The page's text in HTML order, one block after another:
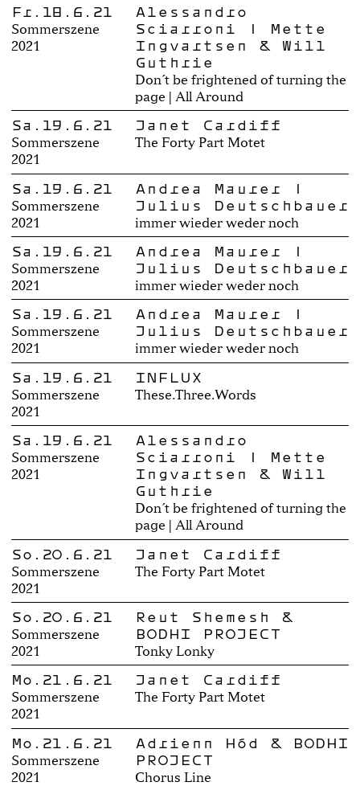
Fr.18.6.21
Sommerszene
2021
Alessandro
Sciarroni | Mette
Ingvartsen & Will
Guthrie
Don´t be frightened of turning the
page | All Around
Sa.19.6.21
Sommerszene
2021
Janet Cardiff
The Forty Part Motet
Sa.19.6.21
Sommerszene
2021
Andrea Maurer |
Julius Deutschbauer
immer wieder weder noch
Sa.19.6.21
Sommerszene
2021
Andrea Maurer |
Julius Deutschbauer
immer wieder weder noch
Sa.19.6.21
Sommerszene
2021
Andrea Maurer |
Julius Deutschbauer
immer wieder weder noch
Sa.19.6.21
Sommerszene
2021
INFLUX
These.Three.Words
Sa.19.6.21
Sommerszene
2021
Alessandro
Sciarroni | Mette
Ingvartsen & Will
Guthrie
Don´t be frightened of turning the
page | All Around
So.20.6.21
Sommerszene
2021
Janet Cardiff
The Forty Part Motet
So.20.6.21
Sommerszene
2021
Reut Shemesh &
BODHI PROJECT
Tonky Lonky
Mo.21.6.21
Sommerszene
2021
Janet Cardiff
The Forty Part Motet
Mo.21.6.21
Sommerszene
2021
Adrienn Hód & BODHI
PROJECT
Chorus Line